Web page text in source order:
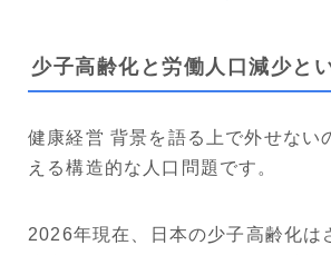
少子高齢化と労働人口減少と
健康経営 背景を語る上で外せない
える構造的な人口問題です。
2026年現在、日本の少子高齢化は